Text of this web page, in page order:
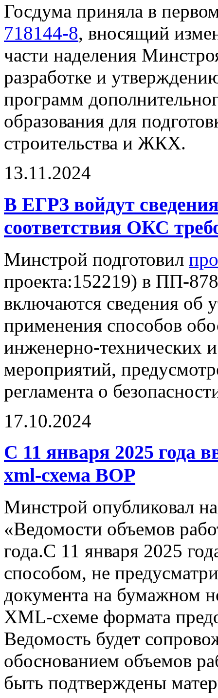
Госдума приняла в
718144-8, вносящий
части наделения
разработке и
программ
образования для
строительства и ЖКХ.
13.11.2024
В ЕГРЗ войдут
соответствия ОКС
Минстрой подготовил
проекта:152219) в ПП-
включаются сведения об
применения способов
инженерно-технических
мероприятий,
регламента о
17.10.2024
С 11 января 2025 года
xml-схема ВОР
Минстрой опубликовал
«Ведомости объемов
года.С 11 января 2025
способом, не
документа на бумажном
XML-схеме формата
Ведомость будет
обоснованием объемов
быть подтверждены